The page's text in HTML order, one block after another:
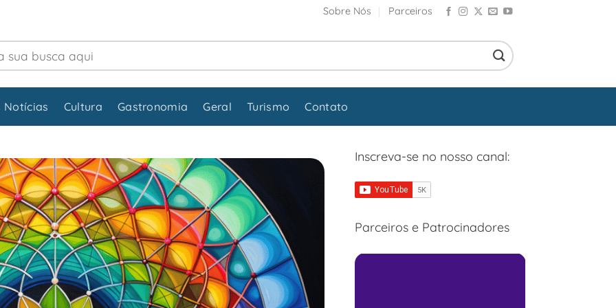
Sobre Nós Parceiros
Notícias Cultura Gastronomia Geral Turismo Contato
Inscreva-se no nosso canal:
Parceiros e Patrocinadores